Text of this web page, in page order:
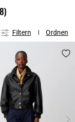
Filtern Ordnen